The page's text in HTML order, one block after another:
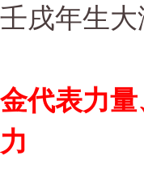
壬戌年生
金代表力
力